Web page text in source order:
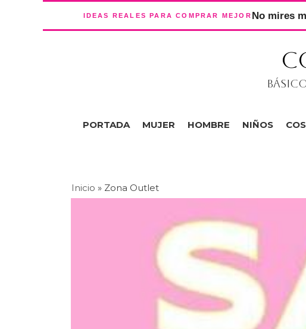
IDEAS REALES PARA COMPRAR MEJOR No mires
PORTADA MUJER HOMBRE NIÑOS
Inicio » Zona Outlet